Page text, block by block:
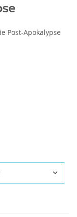
Post-Apokalypse